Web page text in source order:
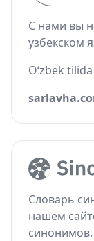
С нами вы
узбекском
O‘zbek
Словарь
нашем
синонимов.